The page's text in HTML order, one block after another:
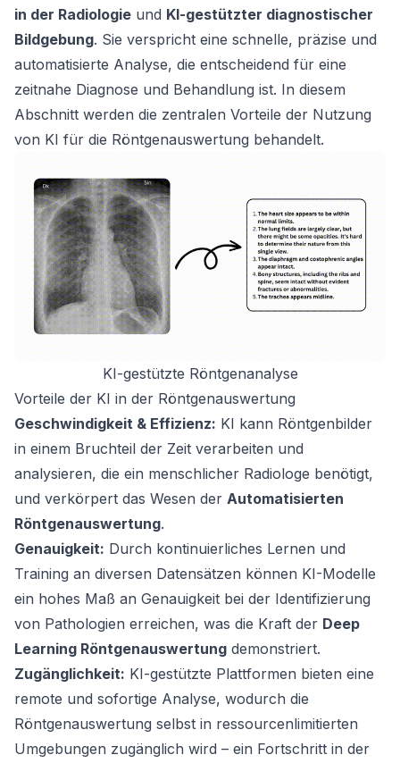
in der Radiologie und KI-gestützter diagnostischer
Bildgebung. Sie verspricht eine schnelle, präzise und
automatisierte Analyse, die entscheidend für eine
zeitnahe Diagnose und Behandlung ist. In diesem
Abschnitt werden die zentralen Vorteile der Nutzung
von KI für die Röntgenauswertung behandelt.
KI-gestützte Röntgenanalyse
Vorteile der KI in der Röntgenauswertung
Geschwindigkeit & Effizienz: KI kann Röntgenbilder
in einem Bruchteil der Zeit verarbeiten und
analysieren, die ein menschlicher Radiologe benötigt,
und verkörpert das Wesen der Automatisierten
Röntgenauswertung.
Genauigkeit: Durch kontinuierliches Lernen und
Training an diversen Datensätzen können KI-Modelle
ein hohes Maß an Genauigkeit bei der Identifizierung
von Pathologien erreichen, was die Kraft der Deep
Learning Röntgenauswertung demonstriert.
Zugänglichkeit: KI-gestützte Plattformen bieten eine
remote und sofortige Analyse, wodurch die
Röntgenauswertung selbst in ressourcenlimitierten
Umgebungen zugänglich wird – ein Fortschritt in der